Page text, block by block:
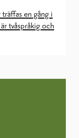
en gång i
tvåspråkig och